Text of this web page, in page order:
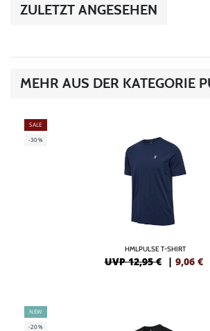
ZULETZT ANGESEHEN
MEHR AUS DER KATEGORIE
SALE
-30%
HMLPULSE T-SHIRT
UVP 12,95 € | 9,06 €
NEW
-20%